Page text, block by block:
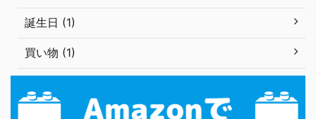
誕生日 (1)
買い物 (1)